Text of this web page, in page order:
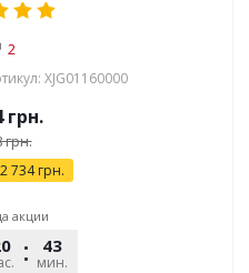
2
XJG01160000
грн.
грн.
2 734грн.
акции
43
мин.